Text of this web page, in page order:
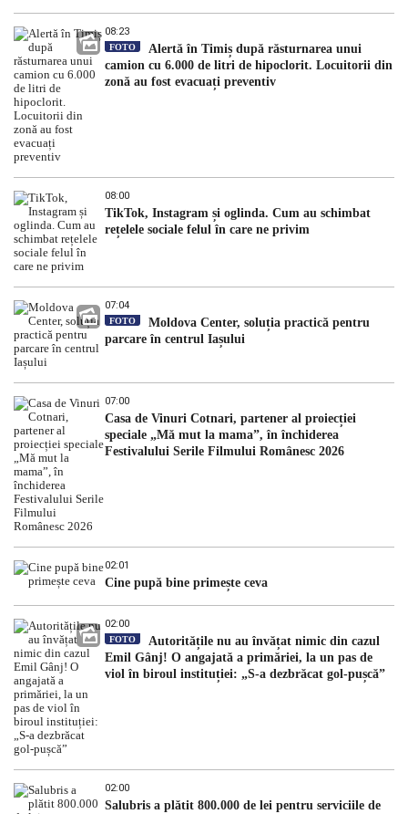
08:23
FOTO
Alertă în Timiș după răsturnarea unui
camion cu 6.000 de litri de hipoclorit. Locuitorii din
zonă au fost evacuați preventiv
08:00
TikTok, Instagram și oglinda. Cum au schimbat
rețelele sociale felul în care ne privim
07:04
FOTO
Moldova Center, soluția practică pentru
parcare în centrul Iașului
07:00
Casa de Vinuri Cotnari, partener al proiecției
speciale „Mă mut la mama”, în închiderea
Festivalului Serile Filmului Românesc 2026
02:01
Cine pupă bine primește ceva
02:00
FOTO
Autoritățile nu au învățat nimic din cazul
Emil Gânj! O angajată a primăriei, la un pas de
viol în biroul instituției: „S-a dezbrăcat gol-pușcă”
02:00
Salubris a plătit 800.000 de lei pentru serviciile de